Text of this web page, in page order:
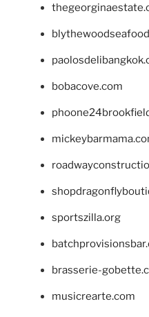
bobacove.com
sportszilla.org
brasserie-
musicrearte.com